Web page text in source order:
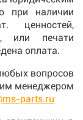
при наличии
ценностей,
или печати
оплата.
вопросов
менеджером
parts.ru